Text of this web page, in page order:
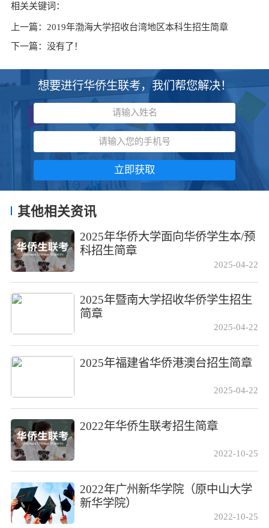
相关关键词：
上一篇： 2019年渤海大学招收台湾地区本科生招生简章
下一篇： 没有了！
想要进行华侨生联考，我们帮您解决！
立即获取
其他相关资讯
2025年华侨大学面向华侨学生本/预
科招生简章
2025-04-22
2025年暨南大学招收华侨学生招生
简章
2025-04-22
2025年福建省华侨港澳台招生简章
2025-04-22
2022年华侨生联考招生简章
2022-10-25
2022年广州新华学院（原中山大学
新华学院）
2022-10-25